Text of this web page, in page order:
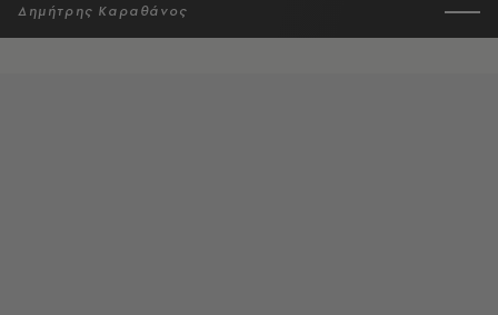
Δημήτρης Καραθάνος